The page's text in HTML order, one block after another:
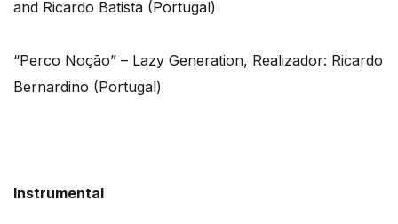
and Ricardo Batista (Portugal)
“Perco Noção” – Lazy Generation, Realizador: Ricardo
Bernardino (Portugal)
Instrumental